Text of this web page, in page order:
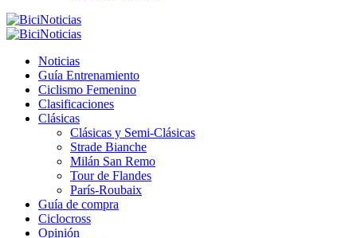
Noticias
Guía Entrenamiento
Ciclismo Femenino
Clasificaciones
Clásicas
Clásicas y Semi-Clásicas
Strade Bianche
Milán San Remo
Tour de Flandes
París-Roubaix
Guía de compra
Ciclocross
Opinión